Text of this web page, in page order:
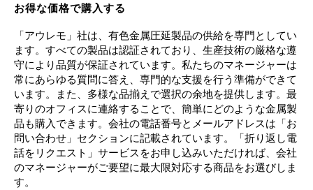
お得な価格で購入する
「アウレモ」社は、有色金属圧延製品の供給を専門としてい
ます。すべての製品は認証されており、生産技術の厳格な遵
守により品質が保証されています。私たちのマネージャーは
常にあらゆる質問に答え、専門的な支援を行う準備ができて
います。また、多様な品揃えで選択の余地を提供します。最
寄りのオフィスに連絡することで、簡単にどのような金属製
品も購入できます。会社の電話番号とメールアドレスは「お
問い合わせ」セクションに記載されています。「折り返し電
話をリクエスト」サービスをお申し込みいただければ、会社
のマネージャーがご要望に最大限対応する商品をお選びしま
す。